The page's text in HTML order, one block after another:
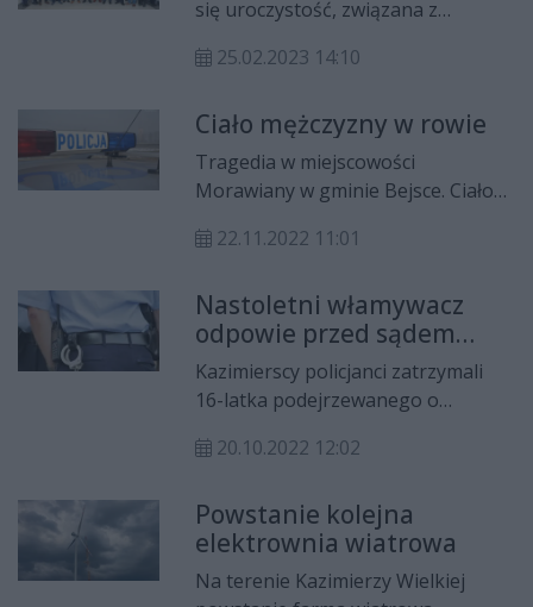
się uroczystość, związana z
funkcjonariuszy. Pełniący obowiązki
Kazimierzy Wielkiej nadkom.
Tomasz Zwolski w imieniu
wszystkich policjantów oraz
pracowników cywilnych
podziękował im za wieloletnią
rozpoczynającym się dla nich
nowym etapie życia.
25.02.2023 14:10
Ciało mężczyzny w rowie
Tragedia w miejscowości
Morawiany w gminie Bejsce. Ciało
się w rowie melioracyjnym.
22.11.2022 11:01
Nastoletni włamywacz
odpowie przed sądem
rodzinnym
Kazimierscy policjanci zatrzymali
16-latka podejrzewanego o
spożywczo-przemysłowych. Miał on
wartości prawie 1000 złotych.
20.10.2022 12:02
Powstanie kolejna
elektrownia wiatrowa
Na terenie Kazimierzy Wielkiej